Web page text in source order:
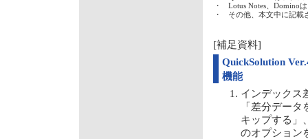
・
Lotus Notes、Domino
・
その他、本文中に記載
[補足資料]
QuickSolution
機能
インデックス
「差分デー
キップする」
のオプション